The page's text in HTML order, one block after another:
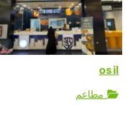
osil
مطاعم